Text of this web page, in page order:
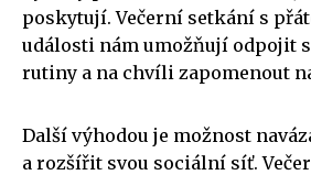
poskytují. Večerní setkání s
události nám umožňují odpojit
rutiny a na chvíli zapomenout
Další výhodou je možnost
a rozšířit svou sociální síť.